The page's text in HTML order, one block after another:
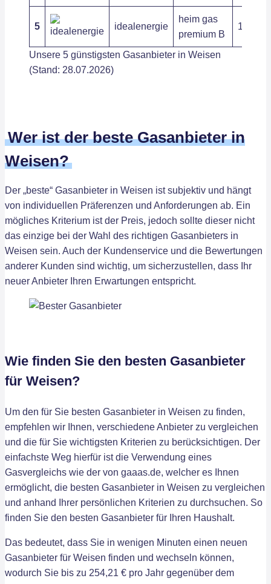
5 idealenergie
heim gas
premium B
12,19 ct
Unsere 5 günstigsten Gasanbieter in Weisen
(Stand: 28.07.2026)
Wer ist der beste Gasanbieter in
Weisen?
Der „beste“ Gasanbieter in Weisen ist subjektiv und hängt
von individuellen Präferenzen und Anforderungen ab. Ein
mögliches Kriterium ist der Preis, jedoch sollte dieser nicht
das einzige bei der Wahl des richtigen Gasanbieters in
Weisen sein. Auch der Kundenservice und die Bewertungen
anderer Kunden sind wichtig, um sicherzustellen, dass Ihr
neuer Anbieter Ihren Erwartungen entspricht.
Wie finden Sie den besten Gasanbieter
für Weisen?
Um den für Sie besten Gasanbieter in Weisen zu finden,
empfehlen wir Ihnen, verschiedene Anbieter zu vergleichen
und die für Sie wichtigsten Kriterien zu berücksichtigen. Der
einfachste Weg hierfür ist die Verwendung eines
Gasvergleichs wie der von gaaas.de, welcher es Ihnen
ermöglicht, die besten Gasanbieter in Weisen zu vergleichen
und anhand Ihrer persönlichen Kriterien zu durchsuchen. So
finden Sie den besten Gasanbieter für Ihren Haushalt.
Das bedeutet, dass Sie in wenigen Minuten einen neuen
Gasanbieter für Weisen finden und wechseln können,
wodurch Sie bis zu 254,21 € pro Jahr gegenüber dem